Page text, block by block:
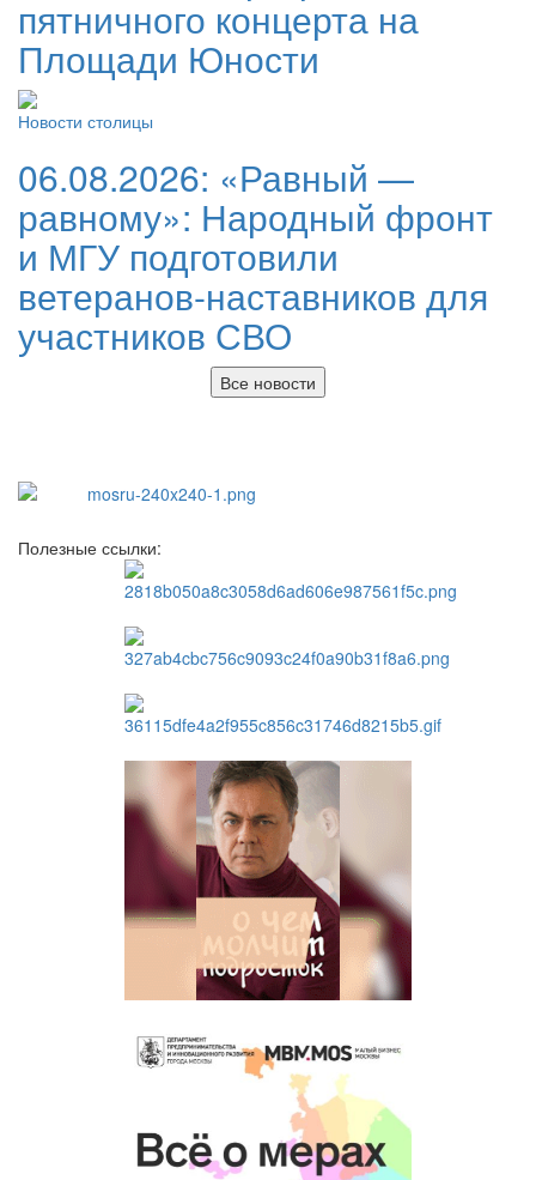
пятничного концерта на
Площади Юности
Новости столицы
06.08.2026: «Равный —
равному»: Народный фронт
и МГУ подготовили
ветеранов-наставников для
участников СВО
Все новости
Полезные ссылки: